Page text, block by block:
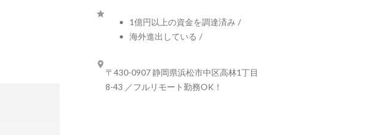
1億円以上の資金を調達済み /
海外進出している /
〒430-0907 静岡県浜松市中区高林1丁目
8-43 ／フルリモート勤務OK！